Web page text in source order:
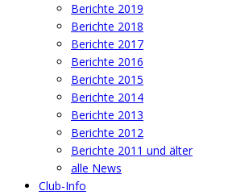
Berichte 2019
Berichte 2018
Berichte 2017
Berichte 2016
Berichte 2015
Berichte 2014
Berichte 2013
Berichte 2012
Berichte 2011 und älter
alle News
Club-Info